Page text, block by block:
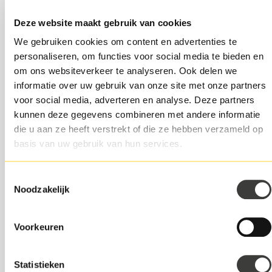
Deze website maakt gebruik van cookies
We gebruiken cookies om content en advertenties te
personaliseren, om functies voor social media te bieden en
om ons websiteverkeer te analyseren. Ook delen we
informatie over uw gebruik van onze site met onze partners
voor social media, adverteren en analyse. Deze partners
kunnen deze gegevens combineren met andere informatie
die u aan ze heeft verstrekt of die ze hebben verzameld op
basis van uw gebruik van hun services.
Noodzakelijk
Voorkeuren
Statistieken
Zo weet je zeker dat je alle belangrijke data alvast in je
verplichtingen, zoals de btw-aangifte, je niet vergist in
zomer of wintertijd en je met jouw marketinguitingen kan
inspelen op belangrijke dagen. Zo bespaar je niet alleen
Bedrijf verduurzamen
Verdiep je voor komend jaar eens in verduurzaming, naast
gevonden om een duurzaam product te kopen. Kan het
opties waar je in kan investeren om te verduurzamen.
is misschien wel makkelijker